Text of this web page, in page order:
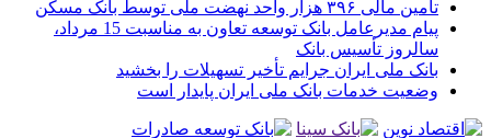
تأمین مالی ۳۹۶ هزار واحد نهضت ملی توسط بانک مسکن
پیام مدیرعامل بانک توسعه تعاون به مناسبت 15 مرداد،
سالروز تأسیس بانک
بانک ملی ایران جرایم تأخیر تسهیلات را بخشید
وضعیت خدمات بانک ملی ایران پایدار است